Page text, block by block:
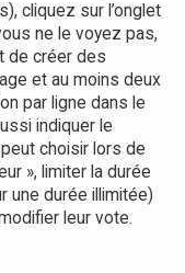
cliquez sur l’onglet
ne le voyez pas,
de créer des
et au moins deux
par ligne dans le
indiquer le
choisir lors de
», limiter la durée
une durée illimitée)
leur vote.